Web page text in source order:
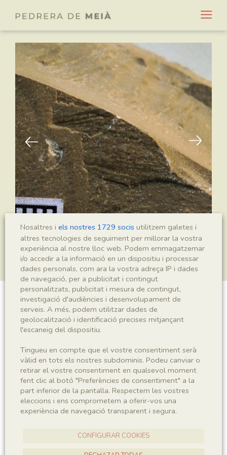
Odonata indet.
Sigla
IEI-3151
Taxonomia
Regne Phyllum
Nosaltres i els nostres 1729 socis utilitzem galetes i
altres tecnologies de seguiment per millorar la vostra
experiència al nostre lloc web. Podem emmagatzemar
i/o accedir a la informació en un dispositiu i processar
dades personals, com ara la vostra adreça IP i dades
de navegació, per a publicitat i contingut
personalitzats, publicitat i mesura de contingut,
investigació d'audiències i desenvolupament de
serveis. A més, podem utilitzar dades de
geolocalització i identificació precises mitjançant
l'escaneig del dispositiu.
Tingueu en compte que el vostre consentiment serà
vàlid en tots els nostres subdominis. Podeu canviar o
retirar el vostre consentiment en qualsevol moment
fent clic al botó "Preferències de consentiment" a la
part inferior de la pantalla. Respectem les vostres
eleccions i ens comprometem a oferir-vos una
experiència de navegació transparent i segura.
CONFIGURAR COOKIES